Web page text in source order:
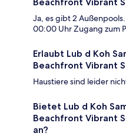
Ja, es gibt 2
00:00 Uhr Zugang zum
Erlaubt Lub d Koh
Beachfront Vibrant
Haustiere sind leider
Bietet Lub d Koh
Beachfront Vibrant
an?